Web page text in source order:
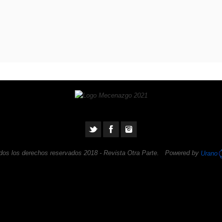
los derechos reservados 2018 - Revista Otra Parte. Powered by Urano